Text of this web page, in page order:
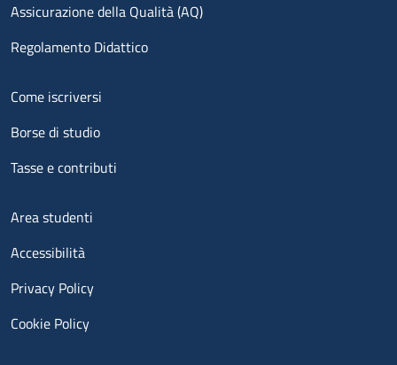
Assicurazione della Qualità (AQ)
Regolamento Didattico
Menu footer 2
Come iscriversi
Borse di studio
Tasse e contributi
Menu footer 3
Area studenti
Accessibilità
Privacy Policy
Cookie Policy